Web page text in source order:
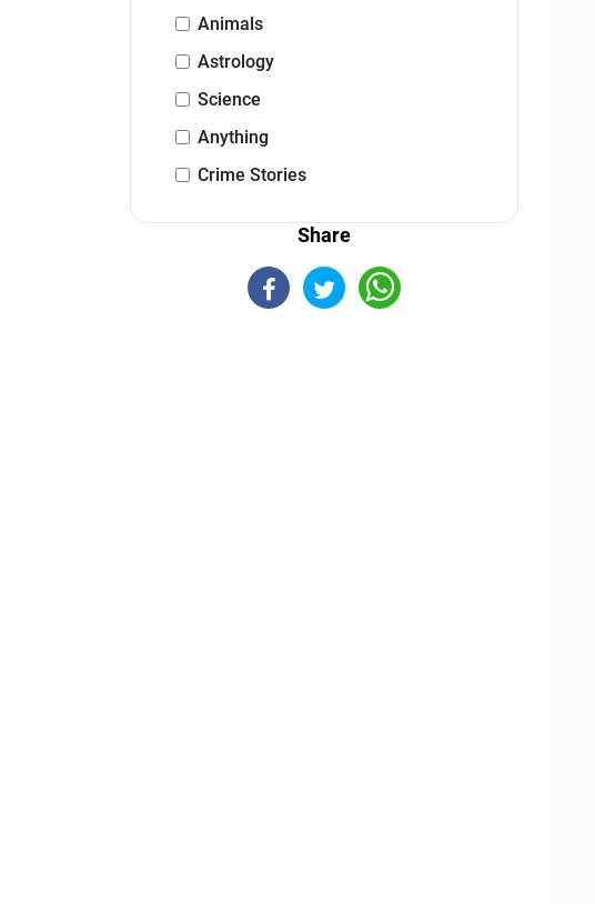
Animals
Astrology
Science
Anything
Crime Stories
Share